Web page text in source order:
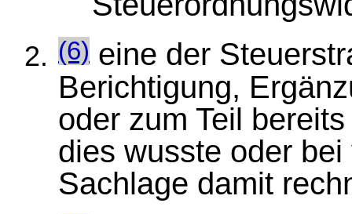
(6) eine der
Berichtigung,
oder zum Teil
dies wusste oder
Sachlage damit